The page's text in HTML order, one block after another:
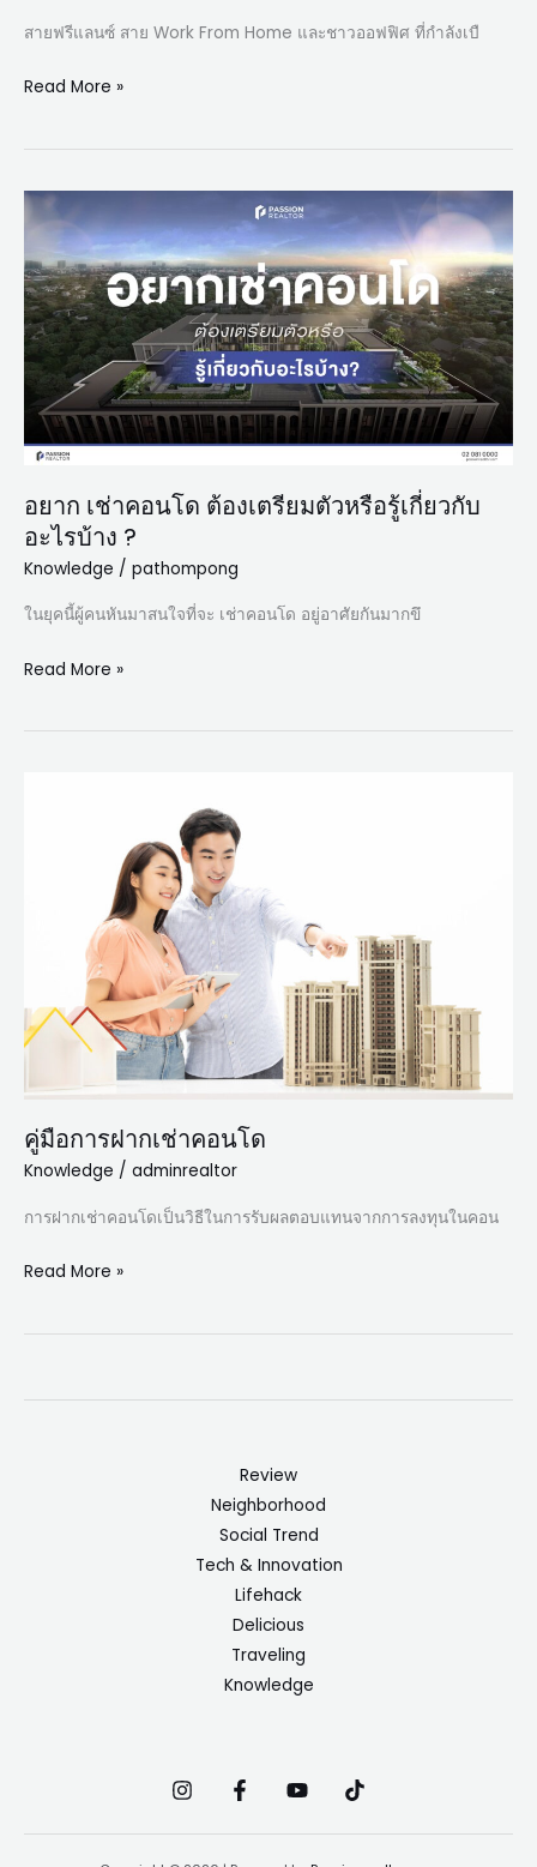
สายฟรีแลนซ์ สาย Work From Home และชาวออฟฟิศ ที่กำลังเบื
Read More »
อยาก เช่าคอนโด ต้องเตรียมตัวหรือรู้เกี่ยวกับ
อะไรบ้าง ?
Knowledge / pathompong
ในยุคนี้ผู้คนหันมาสนใจที่จะ เช่าคอนโด อยู่อาศัยกันมากขึ
อยาก
คอน
โด
ต้องเต
รี
ยม
ตัว
หรือ
เกี่ยว
กับ
อะไร
?
Read More »
คู่มือการฝากเช่าคอนโด
Knowledge / adminrealtor
การฝากเช่าคอนโดเป็นวิธีในการรับผลตอบแทนจากการลงทุนในคอน
Read More »
Review
Neighborhood
Social Trend
Tech & Innovation
Lifehack
Delicious
Traveling
Knowledge